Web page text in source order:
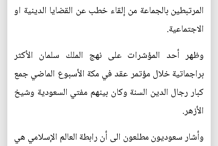
المرتبطين بالجماعة من إلقاء خطب عن القضايا الدينية او
الاجتماعية.
وظهر أحد المؤشرات على نهج الملك سلمان الأكثر
براجماتية خلال مؤتمر عقد في مكة الأسبوع الماضي جمع
كبار رجال الدين السنة وكان بينهم مفتي السعودية وشيخ
الأزهر.
وأشار سعوديون مطلعون الى أن رابطة العالم الإسلامي هي